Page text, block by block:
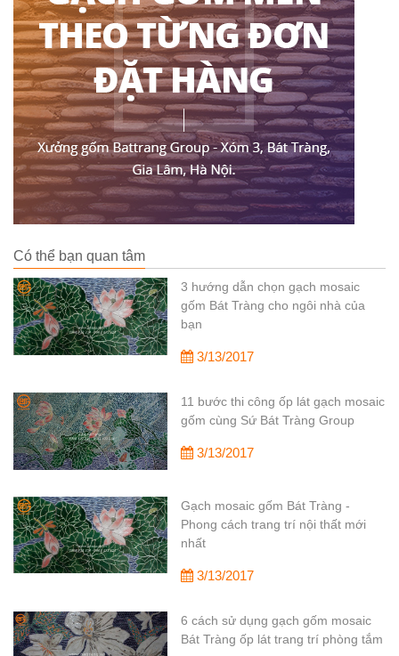
Có thể bạn quan tâm
3 hướng dẫn chọn gạch mosaic
gốm Bát Tràng cho ngôi nhà của
bạn
3/13/2017
11 bước thi công ốp lát gạch mosaic
gốm cùng Sứ Bát Tràng Group
3/13/2017
Gạch mosaic gốm Bát Tràng -
Phong cách trang trí nội thất mới
nhất
3/13/2017
6 cách sử dụng gạch gốm mosaic
Bát Tràng ốp lát trang trí phòng tắm